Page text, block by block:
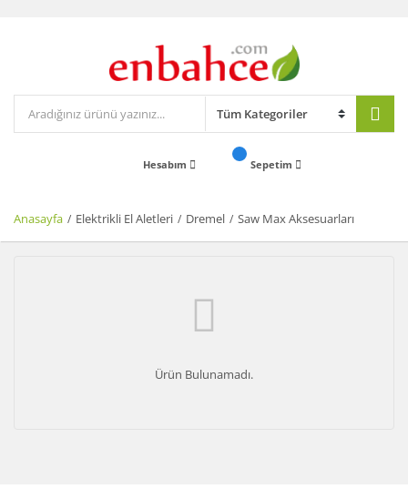
Hesabım Sepetim
Anasayfa Elektrikli El Aletleri Dremel Saw Max Aksesuarları
Ürün Bulunamadı.